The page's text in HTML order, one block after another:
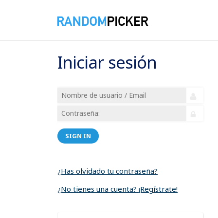
Iniciar sesión
SIGN IN
¿Has olvidado tu contraseña?
¿No tienes una cuenta? ¡Regístrate!